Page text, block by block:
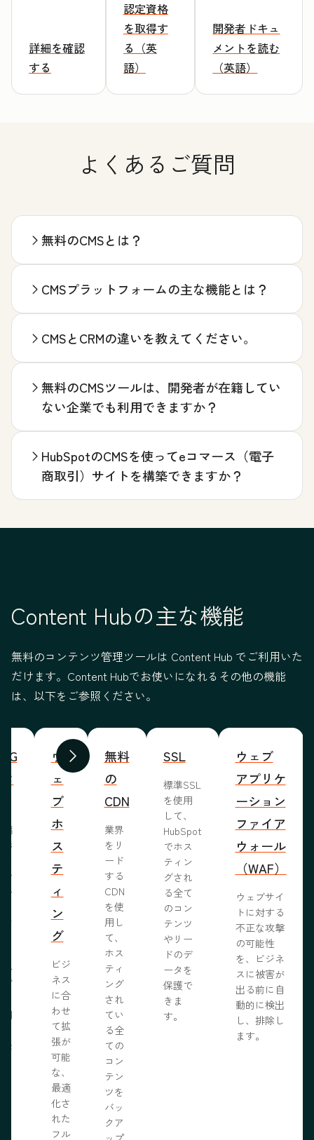
詳細を確認
する
認定資格
を取得す
る（英
語）
開発者ドキュ
メントを読む
（英語）
よくあるご質問
無料のCMSとは？
CMSプラットフォームの主な機能とは？
CMSとCRMの違いを教えてください。
無料のCMSツールは、開発者が在籍してい
ない企業でも利用できますか？
HubSpotのCMSを使ってeコマース（電子
商取引）サイトを構築できますか？
Content Hubの主な機能
無料のコンテンツ管理ツールは Content Hub でご利用いた
だけます。Content Hubでお使いになれるその他の機能
は、以下をご参照ください。
前へ 次へ
編
形
ル
ル
ブ
ウ
ェ
ブ
ホ
ス
テ
ィ
ン
グ
ビジ
ネス
に合
わせ
て拡
張が
可能
な、
最適
化さ
れた
フル
無料
の
CDN
業界
をリ
ード
する
CDN
を使
用し
て、
ホス
ティ
ング
され
てい
る全
ての
コン
テン
ツを
バッ
クア
SSL
標準SSL
を使用
して、
HubSpot
でホス
ティン
グされ
る全て
のコン
テンツ
やリー
ドのデ
ータを
保護で
きま
す。
ウェブ
アプリケ
ーション
ファイア
ウォール
（WAF）
ウェブサイ
トに対する
不正な攻撃
の可能性
を、ビジネ
スに被害が
出る前に自
動的に検出
し、排除し
ます。